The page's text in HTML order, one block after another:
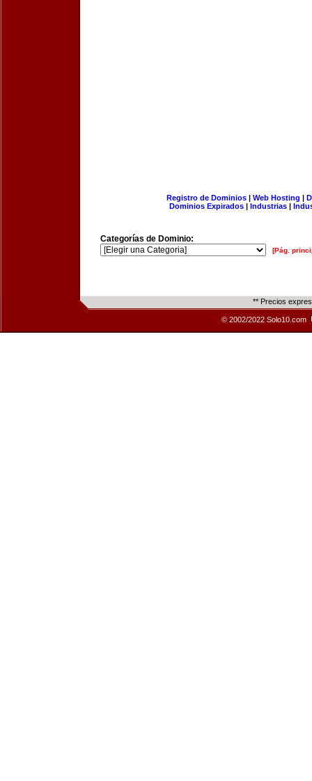
Registro de Dominios| Web Hosting |
Dominios Expirados | Industrias |
Categorías de Dominio:
[Pág.
** Precios
© 2002/2022 Solo10.com